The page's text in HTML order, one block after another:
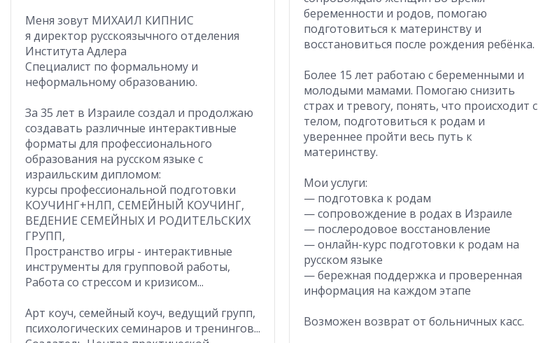
Меня зовут МИХАИЛ КИПНИС
я директор русскоязычного отделения
Института Адлера
Специалист по формальному и
неформальному образованию.
За 35 лет в Израиле создал и продолжаю
создавать различные интерактивные
форматы для профессионального
образования на русском языке с
израильским дипломом:
курсы профессиональной подготовки
КОУЧИНГ+НЛП, СЕМЕЙНЫЙ КОУЧИНГ,
ВЕДЕНИЕ СЕМЕЙНЫХ И РОДИТЕЛЬСКИХ
ГРУПП,
Пространство игры - интерактивные
инструменты для групповой работы,
Работа со стрессом и кризисом...
Арт коуч, семейный коуч, ведущий групп,
психологических семинаров и тренингов...
беременности и родов, помогаю
подготовиться к материнству и
восстановиться после рождения ребёнка.
Более 15 лет работаю с беременными и
молодыми мамами. Помогаю снизить
страх и тревогу, понять, что происходит с
телом, подготовиться к родам и
увереннее пройти весь путь к
материнству.
Мои услуги:
— подготовка к родам
— сопровождение в родах в Израиле
— послеродовое восстановление
— онлайн-курс подготовки к родам на
русском языке
— бережная поддержка и проверенная
информация на каждом этапе
Возможен возврат от больничных касс.